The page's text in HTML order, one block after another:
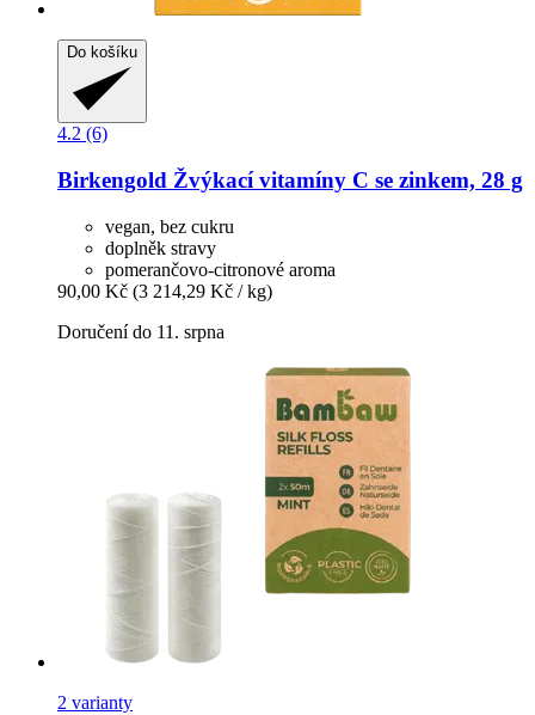
Do košíku
4.2 (6)
Birkengold Žvýkací vitamíny C se zinkem, 28 g
vegan, bez cukru
doplněk stravy
pomerančovo-citronové aroma
90,00 Kč (3 214,29 Kč / kg)
Doručení do 11. srpna
2 varianty